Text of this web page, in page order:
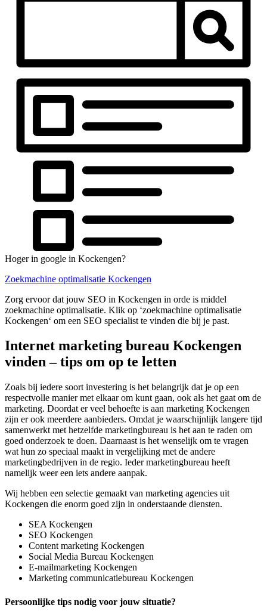
Hoger in google in Kockengen?
Zoekmachine optimalisatie Kockengen
Zorg ervoor dat jouw SEO in Kockengen in orde is middel
zoekmachine optimalisatie. Klik op ‘zoekmachine optimalisatie
Kockengen‘ om een SEO specialist te vinden die bij je past.
Internet marketing bureau Kockengen
vinden – tips om op te letten
Zoals bij iedere soort investering is het belangrijk dat je op een
respectvolle manier met elkaar om kunt gaan, ook als het gaat om de
marketing. Doordat er veel behoefte is aan marketing Kockengen
zijn er ook meerdere aanbieders. Omdat je waarschijnlijk langere tijd
samenwerkt met hetzelfde marketingbureau is het aan te raden om
goed onderzoek te doen. Daarnaast is het wenselijk om te vragen
wat hun zo speciaal maakt in vergelijking met de andere
marketingbedrijven in de regio. Ieder marketingbureau heeft
namelijk weer een iets andere aanpak.
Wij hebben een selectie gemaakt van marketing agencies uit
Kockengen die enorm goed zijn in onderstaande diensten.
SEA Kockengen
SEO Kockengen
Content marketing Kockengen
Social Media Bureau Kockengen
E-mailmarketing Kockengen
Marketing communicatiebureau Kockengen
Persoonlijke tips nodig voor jouw situatie?